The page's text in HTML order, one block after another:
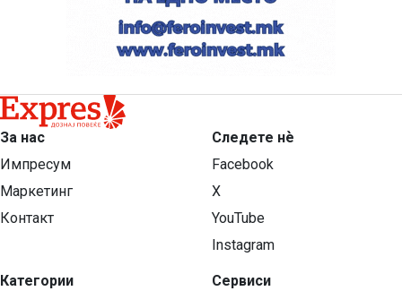
За нас
Импресум
Маркетинг
Контакт
Категории
Следете нѐ
Facebook
X
YouTube
Instagram
Сервиси